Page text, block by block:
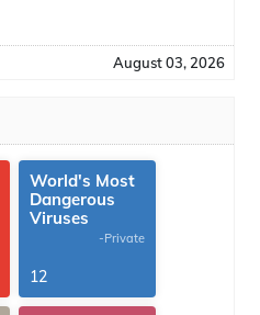
August 03, 2026
World's Most
Dangerous
Viruses
-Private
12